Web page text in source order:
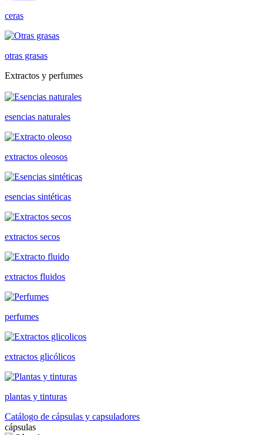
ceras
otras grasas
Extractos y perfumes
esencias naturales
extractos oleosos
esencias sintéticas
extractos secos
extractos fluidos
perfumes
extractos glicólicos
plantas y tinturas
Catálogo de cápsulas y capsuladores
cápsulas